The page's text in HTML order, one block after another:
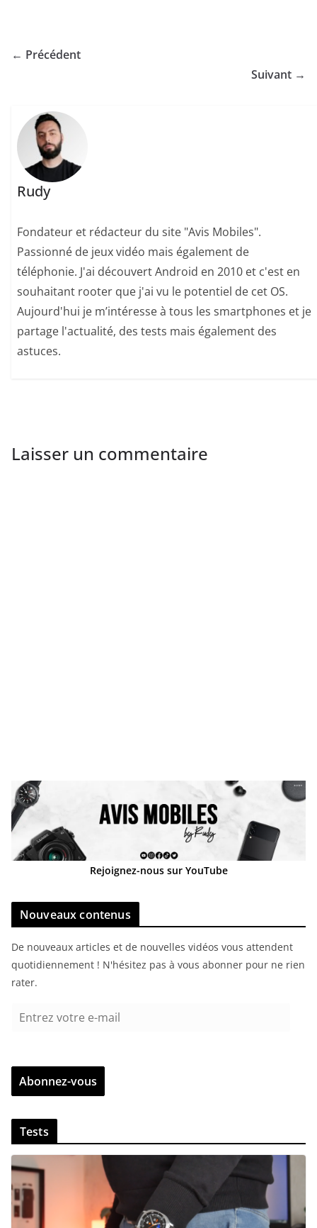
← Précédent
Suivant →
Rudy
Fondateur et rédacteur du site "Avis Mobiles".
Passionné de jeux vidéo mais également de
téléphonie. J'ai découvert Android en 2010 et c'est en
souhaitant rooter que j'ai vu le potentiel de cet OS.
Aujourd'hui je m’intéresse à tous les smartphones et je
partage l'actualité, des tests mais également des
astuces.
Laisser un commentaire
Rejoignez-nous sur YouTube
Nouveaux contenus
De nouveaux articles et de nouvelles vidéos vous attendent
quotidiennement ! N'hésitez pas à vous abonner pour ne rien
rater.
r
z
v
t
r
e
e
Abonnez-vous
Tests